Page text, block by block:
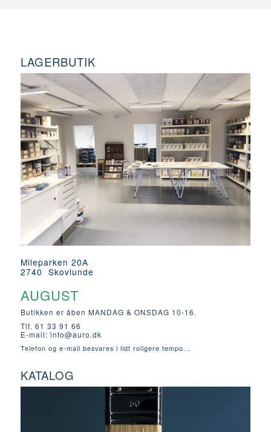
LAGERBUTIK
Mileparken 20A
2740 Skovlunde
AUGUST
Butikken er åben MANDAG & ONSDAG 10-16.
Tlf. 61 33 91 66
E-mail: info@auro.dk
Telefon og e-mail besvares i lidt roligere tempo...
KATALOG